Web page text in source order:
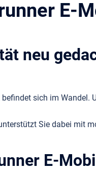
E-
neu
sich im Wandel.
Sie dabei mit
E-